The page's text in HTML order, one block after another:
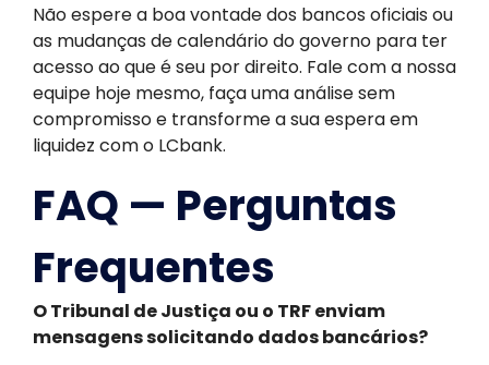
Não espere a boa vontade dos bancos oficiais ou
as mudanças de calendário do governo para ter
acesso ao que é seu por direito. Fale com a nossa
equipe hoje mesmo, faça uma análise sem
compromisso e transforme a sua espera em
liquidez com o LCbank.
FAQ — Perguntas
Frequentes
O Tribunal de Justiça ou o TRF enviam
mensagens solicitando dados bancários?